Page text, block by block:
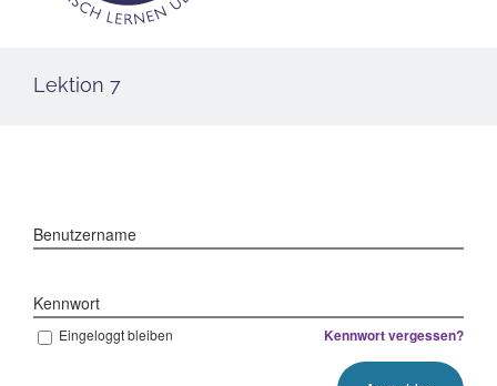
Lektion 7
Benutzername
Kennwort
Eingeloggt bleiben Kennwort vergessen?